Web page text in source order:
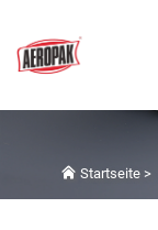
Startseite >